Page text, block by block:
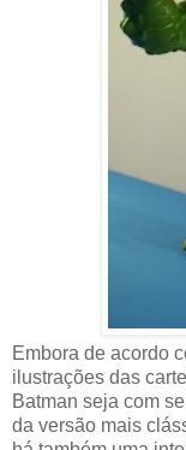
Embora de acordo
ilustrações das
Batman seja com
da versão mais